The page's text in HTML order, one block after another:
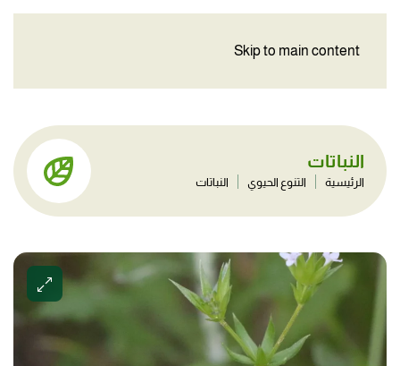
Skip to main content
النباتات
الرئيسية التنوع الحيوي النباتات